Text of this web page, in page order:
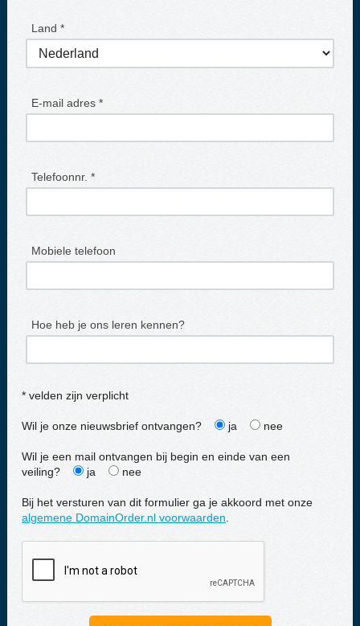
Land *
E-mail adres *
Telefoonnr. *
Mobiele telefoon
Hoe heb je ons leren kennen?
* velden zijn verplicht
Wil je onze nieuwsbrief ontvangen? ja nee
Wil je een mail ontvangen bij begin en einde van een
veiling?
ja nee
Bij het versturen van dit formulier ga je akkoord met onze
algemene DomainOrder.nl voorwaarden